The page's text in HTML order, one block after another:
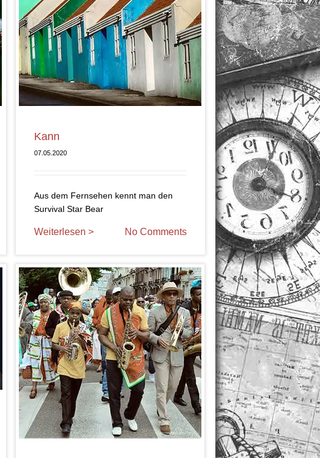
Kann
07.05.2020
Aus dem Fernsehen kennt man den
Survival Star Bear
Weiterlesen > No Comments